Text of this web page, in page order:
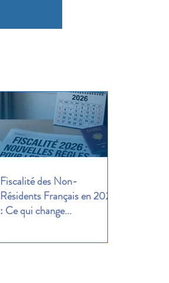
Fiscalité des Non-
Résidents Français en 2026
: Ce qui change...